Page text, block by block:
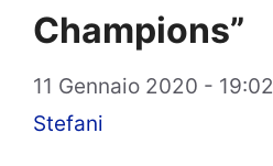
Champions”
11 Gennaio 2020 - 19:02
Stefani